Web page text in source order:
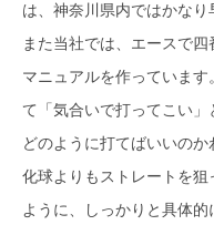
は、神奈川県内ではかなり
また当社では、エースで
マニュアルを作っていま
て「気合いで打ってこい
どのように打てばいいの
化球よりもストレートを
ように、しっかりと具体的